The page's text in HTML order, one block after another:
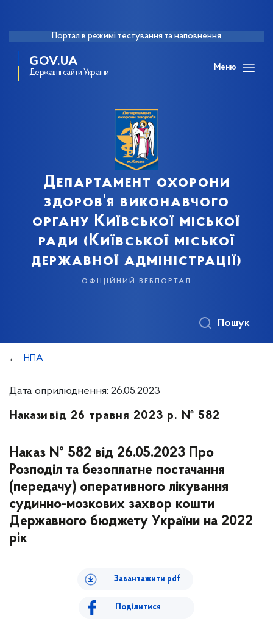
Портал в режимі тестування та наповнення
GOV.UA
Державні сайти України
Меню
Департамент охорони
здоров'я виконавчого
органу Київської міської
ради (Київської міської
державної адміністрації)
офіційний вебпортал
Пошук
НПА
Дата оприлюднення: 26.05.2023
Накази від 26 травня 2023 р. № 582
Наказ № 582 від 26.05.2023 Про
Розподіл та безоплатне постачання
(передачу) оперативного лікування
судинно-мозкових захвор кошти
Державного бюджету України на 2022
рік
Завантажити pdf
Поділитися